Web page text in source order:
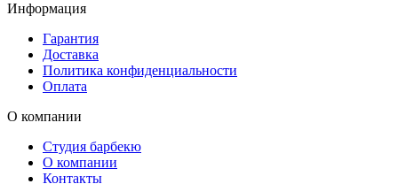
Информация
Гарантия
Доставка
Политика конфиденциальности
Оплата
О компании
Студия барбекю
О компании
Контакты